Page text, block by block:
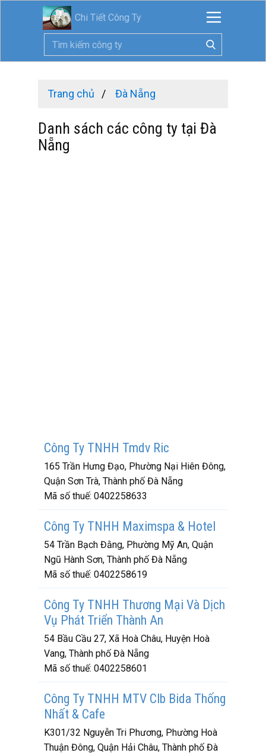
Chi Tiết Công Ty
Trang chủ Đà Nẵng
Danh sách các công ty tại Đà
Nẵng
Công Ty TNHH Tmdv Ric
165 Trần Hưng Đạo, Phường Nại Hiên Đông,
Quận Sơn Trà, Thành phố Đà Nẵng
Mã số thuế: 0402258633
Công Ty TNHH Maximspa & Hotel
54 Trần Bạch Đằng, Phường Mỹ An, Quận
Ngũ Hành Sơn, Thành phố Đà Nẵng
Mã số thuế: 0402258619
Công Ty TNHH Thương Mại Và Dịch
Vụ Phát Triển Thành An
54 Bầu Cầu 27, Xã Hoà Châu, Huyện Hoà
Vang, Thành phố Đà Nẵng
Mã số thuế: 0402258601
Công Ty TNHH MTV Clb Bida Thống
Nhất & Cafe
K301/32 Nguyễn Tri Phương, Phường Hoà
Thuận Đông, Quận Hải Châu, Thành phố Đà